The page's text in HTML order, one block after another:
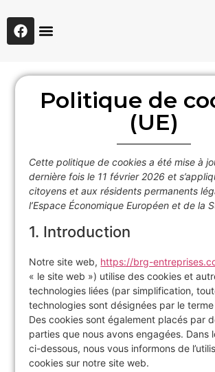
Politique de
(UE)
Cette politique de cookies a été mise à
dernière fois le 11 février 2026 et
citoyens et aux résidents permanents
l’Espace Économique Européen et de la
1. Introduction
Notre site web, https://brg-
« le site web ») utilise des cookies et
technologies liées (par simplification,
technologies sont désignées par le
Des cookies sont également placés par
parties que nous avons engagées. Dans
ci-dessous, nous vous informons de
cookies sur notre site web.